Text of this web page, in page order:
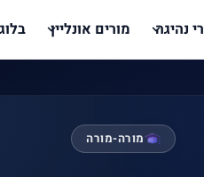
נהיגה מורים אונליין בלוג
מורה-מורה